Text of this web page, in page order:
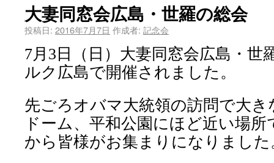
大妻同窓会広島・世羅の総会
投稿日: 2016年7月7日 作成者: 記念会
7月 3日（日）大妻同窓会広島・世
ルク広島で開催されました。
先ごろオバマ大統領の訪問で大
ドーム、平和公園にほど近い場
から皆様がお集まりになりました